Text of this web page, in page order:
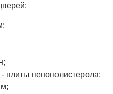
плиты пенополистерола;